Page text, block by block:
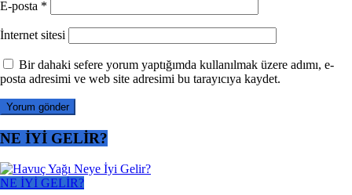
E-posta *
İnternet sitesi
Bir dahaki sefere yorum yaptığımda kullanılmak üzere adımı, e-
posta adresimi ve web site adresimi bu tarayıcıya kaydet.
NE İYİ GELİR?
NE İYİ GELİR?